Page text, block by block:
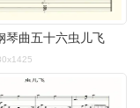
琴曲五十六虫儿飞